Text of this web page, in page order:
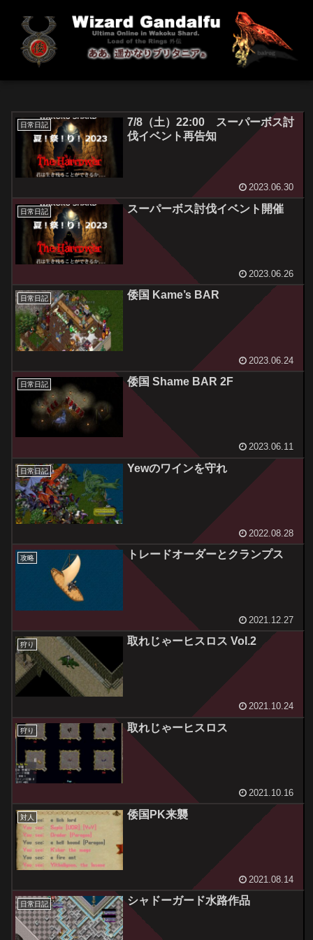
日常日記
7/8（土）22:00 スーパーボス討
伐イベント再告知
2023.06.30
日常日記 スーパーボス討伐イベント開催
2023.06.26
日常日記 倭国 Kame’s BAR
2023.06.24
日常日記 倭国 Shame BAR 2F
2023.06.11
日常日記 Yewのワインを守れ
2022.08.28
攻略 トレードオーダーとクランプス
2021.12.27
狩り 取れじゃーヒスロス Vol.2
2021.10.24
狩り 取れじゃーヒスロス
2021.10.16
対人 倭国PK来襲
2021.08.14
日常日記 シャドーガード水路作品